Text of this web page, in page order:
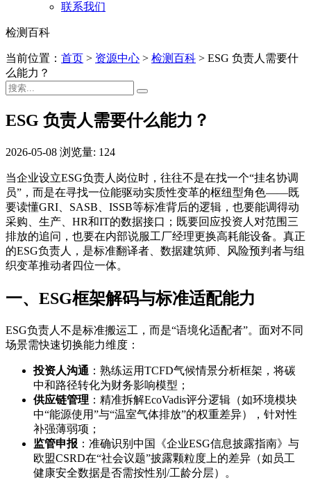
联系我们
检测百科
当前位置： 首页 > 资源中心 > 检测百科 > ESG 负责人需要什
么能力？
ESG 负责人需要什么能力？
2026-05-08 浏览量: 124
当企业设立ESG负责人岗位时，往往不是在找一个“挂名协调
员”，而是在寻找一位能驱动实质性变革的枢纽型角色——既
要读懂GRI、SASB、ISSB等标准背后的逻辑，也要能调得动
采购、生产、HR和IT的数据接口；既要回应投资人对范围三
排放的追问，也要在内部说服工厂经理更换高耗能设备。真正
的ESG负责人，是标准翻译者、数据建筑师、风险预判者与组
织变革推动者四位一体。
一、ESG框架解码与标准适配能力
ESG负责人不是标准搬运工，而是“语境化适配者”。面对不同
场景需快速切换能力维度：
投资人沟通 ：熟练运用TCFD气候情景分析框架，将碳
中和路径转化为财务影响模型；
供应链管理 ：精准拆解EcoVadis评分逻辑（如环境模块
中“能源使用”与“温室气体排放”的权重差异），针对性
补强薄弱项；
监管申报 ：准确识别中国《企业ESG信息披露指南》与
欧盟CSRD在“社会议题”披露颗粒度上的差异（如员工
健康安全数据是否需按性别/工龄分层）。